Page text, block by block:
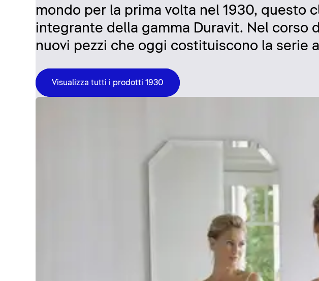
mondo per la prima volta nel 1930, questo
integrante della gamma Duravit. Nel corso
nuovi pezzi che oggi costituiscono la serie
Visualizza tutti i prodotti 1930